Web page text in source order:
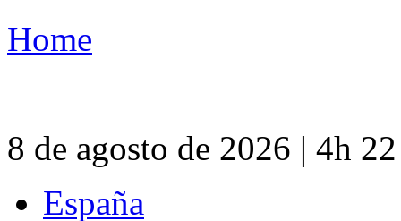
Home
8 de agosto de 2026 | 4h
España